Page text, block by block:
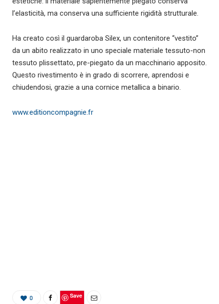
l’elasticità, ma conserva una sufficiente rigidità strutturale.
Ha creato così il guardaroba Silex, un contenitore “vestito”
da un abito realizzato in uno speciale materiale tessuto-non
tessuto plissettato, pre-piegato da un macchinario apposito.
Questo rivestimento è in grado di scorrere, aprendosi e
chiudendosi, grazie a una cornice metallica a binario.
www.editioncompagnie.fr
0 Save